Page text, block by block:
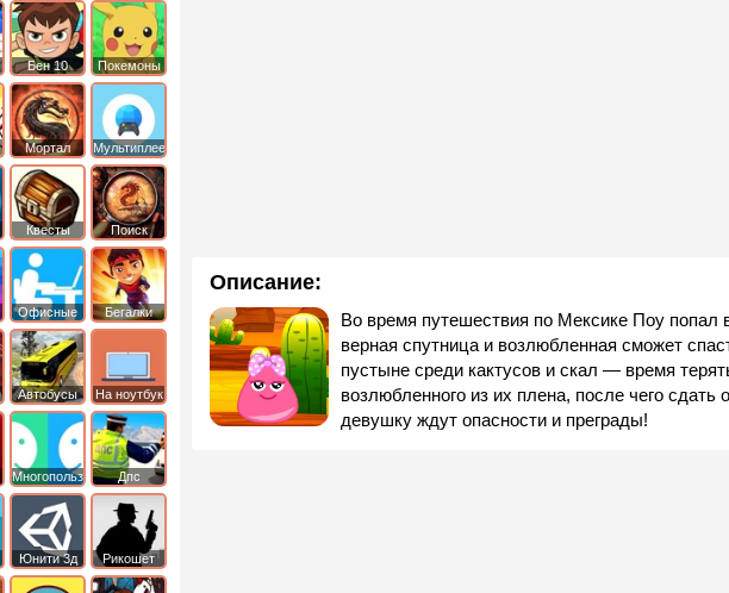
Описание:
Во время путешествия по Мексике Поу
верная спутница и возлюбленная сможет
пустыне среди кактусов и скал — время
возлюбленного из их плена, после чего
девушку ждут опасности и преграды!
Аанге
Бен 10 Покемоны
Мортал
комбат
Мультиплеер
Квесты
Поиск
предметов
Офисные Бегалки
Автобусы На ноутбук
Многопользовательские
Дпс
Юнити 3д Рикошет